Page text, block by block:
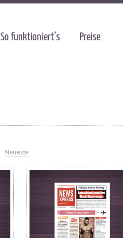
So funktioniert’s Preise
Neueste